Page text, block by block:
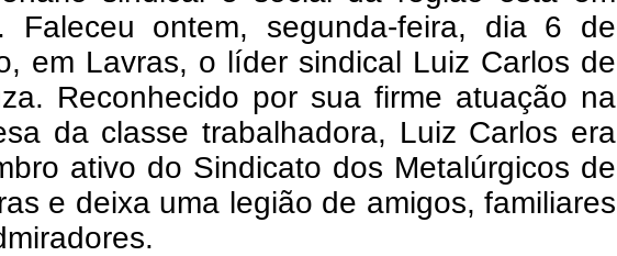
Faleceu ontem, segunda-feira, dia 6 de
em Lavras, o líder sindical Luiz Carlos de
Reconhecido por sua firme atuação na
da classe trabalhadora, Luiz Carlos era
ativo do Sindicato dos Metalúrgicos de
e deixa uma legião de amigos, familiares